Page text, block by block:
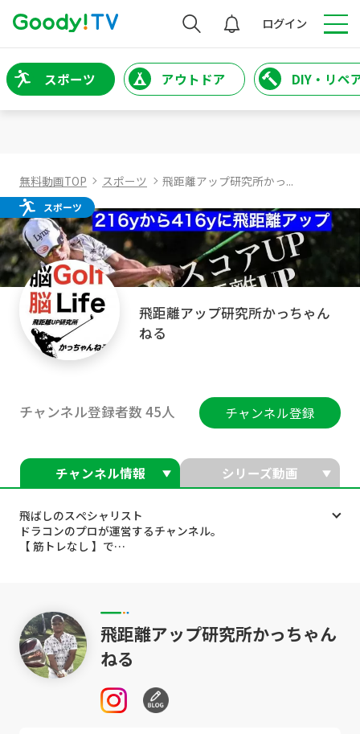
検索 ログイン
スポーツ アウトドア DIY・リペ
無料動画TOP スポーツ 飛距離アップ研究所かっ...
スポーツ
飛距離アップ研究所かっちゃん
ねる
チャンネル登録者数 45人 チャンネル登録
チャンネル情報 シリーズ動画
飛ばしのスペシャリスト
ドラコンのプロが運営するチャンネル。
【 筋トレなし 】で
ドラコン大会では47才で416ヤードを記録。
10年連続全国大会出場、アジア大会２位と
試合結果で自らの理論を証明。
最小のチカラで最大のチカラを引き出し
力みが改善され、ミスショットも減り
この理論を実践して
飛距離アップ研究所かっちゃん
ねる